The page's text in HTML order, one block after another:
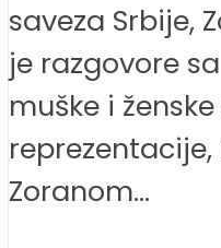
saveza Srbije,
je razgovore
muške i
Zoranom...